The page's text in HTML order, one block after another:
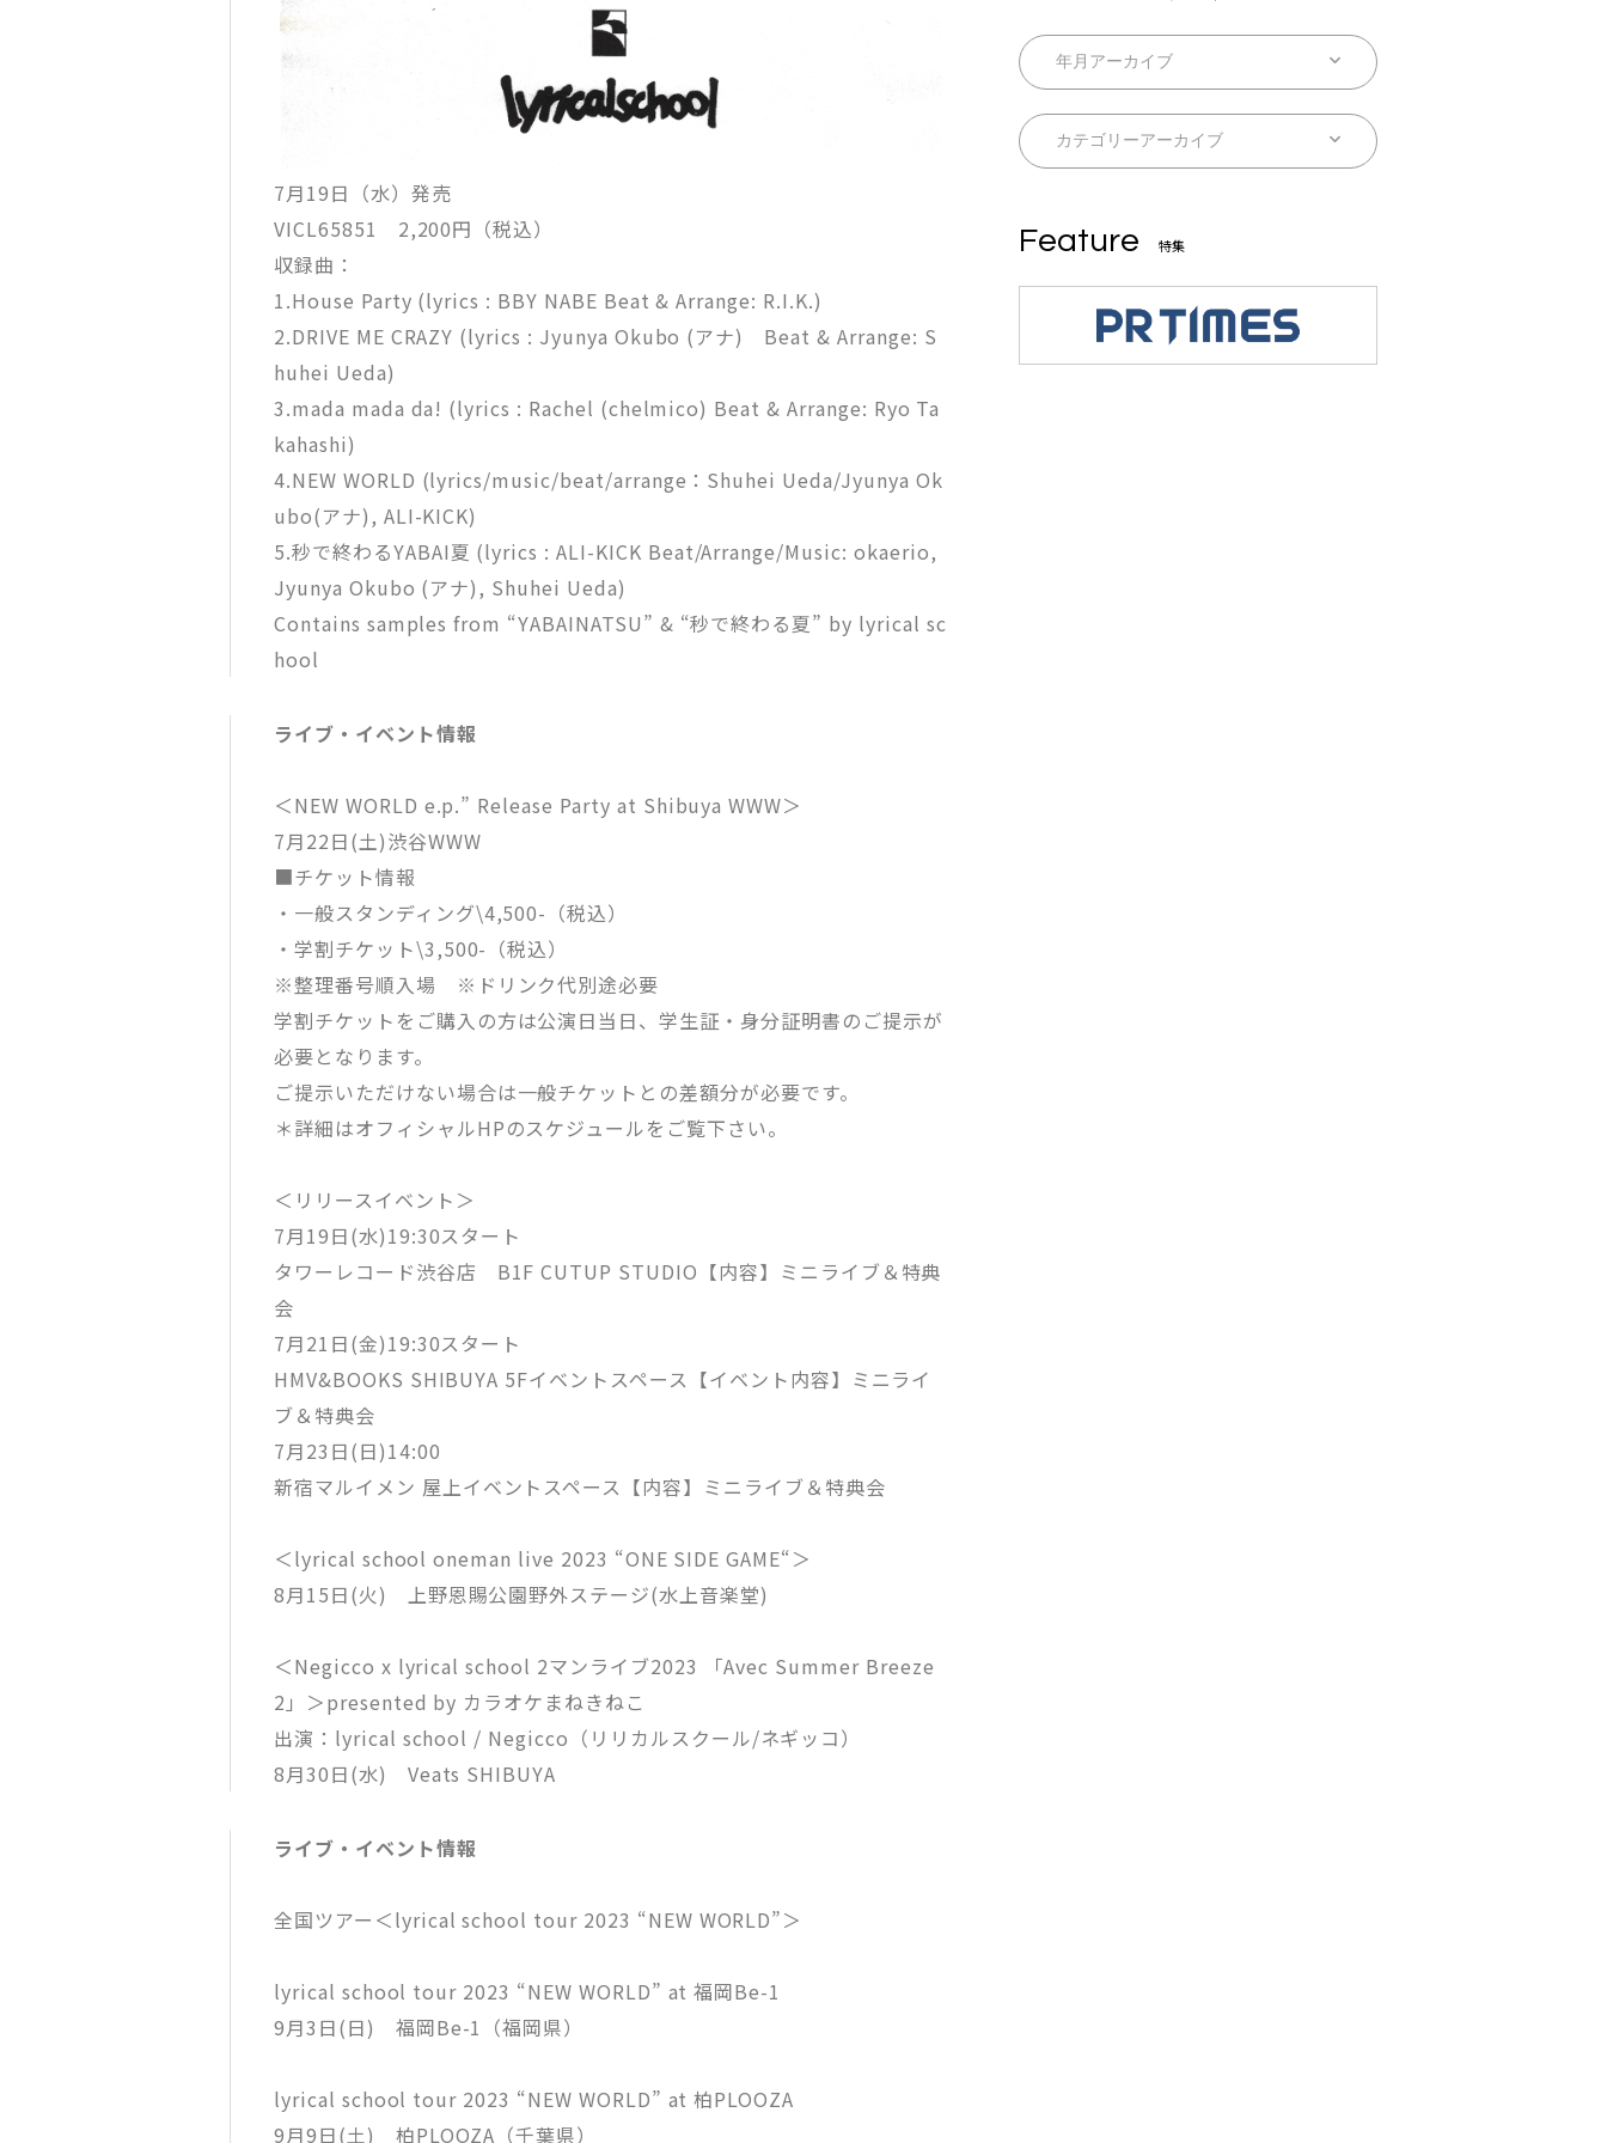
7月19日（水）発売
VICL65851 2,200円（税込）
収録曲：
1.House Party (lyrics : BBY NABE Beat & Arrange: R.I.K.)
2.DRIVE ME CRAZY (lyrics : Jyunya Okubo (アナ) Beat & Arrange: S
huhei Ueda)
3.mada mada da! (lyrics : Rachel (chelmico) Beat & Arrange: Ryo Ta
kahashi)
4.NEW WORLD (lyrics/music/beat/arrange：Shuhei Ueda/Jyunya Ok
ubo(アナ), ALI-KICK)
5.秒で終わるYABAI夏 (lyrics : ALI-KICK Beat/Arrange/Music: okaerio,
Jyunya Okubo (アナ), Shuhei Ueda)
Contains samples from “YABAINATSU” & “秒で終わる夏” by lyrical sc
hool
ライブ・イベント情報
＜NEW WORLD e.p.” Release Party at Shibuya WWW＞
7月22日(土)渋谷WWW
■チケット情報
・一般スタンディング\4,500-（税込）
・学割チケット\3,500-（税込）
※整理番号順入場 ※ドリンク代別途必要
学割チケットをご購入の方は公演日当日、学生証・身分証明書のご提示が
必要となります。
ご提示いただけない場合は一般チケットとの差額分が必要です。
＊詳細はオフィシャルHPのスケジュールをご覧下さい。
＜リリースイベント＞
7月19日(水)19:30スタート
タワーレコード渋谷店 B1F CUTUP STUDIO【内容】ミニライブ＆特典
会
7月21日(金)19:30スタート
HMV&BOOKS SHIBUYA 5Fイベントスペース【イベント内容】ミニライ
ブ＆特典会
7月23日(日)14:00
新宿マルイメン 屋上イベントスペース【内容】ミニライブ＆特典会
＜lyrical school oneman live 2023 “ONE SIDE GAME“＞
8月15日(火) 上野恩賜公園野外ステージ(水上音楽堂)
＜Negicco x lyrical school 2マンライブ2023 「Avec Summer Breeze
2」＞presented by カラオケまねきねこ
出演：lyrical school / Negicco（リリカルスクール/ネギッコ）
8月30日(水) Veats SHIBUYA
ライブ・イベント情報
全国ツアー＜lyrical school tour 2023 “NEW WORLD”＞
lyrical school tour 2023 “NEW WORLD” at 福岡Be-1
9月3日(日) 福岡Be-1（福岡県）
lyrical school tour 2023 “NEW WORLD” at 柏PLOOZA
9月9日(土) 柏PLOOZA（千葉県）
Feature 特集